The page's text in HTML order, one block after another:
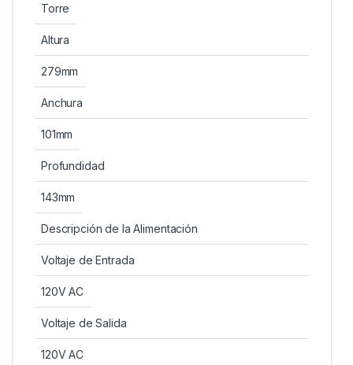
Torre
Altura
279mm
Anchura
101mm
Profundidad
143mm
Descripción de la Alimentación
Voltaje de Entrada
120V AC
Voltaje de Salida
120V AC